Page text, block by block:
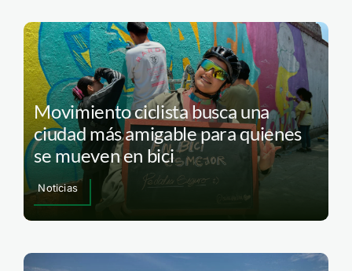
Movimiento ciclista busca una
ciudad más amigable para quienes
se mueven en bici
Noticias